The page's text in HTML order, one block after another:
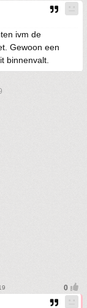
ivm de
Gewoon een
binnenvalt.